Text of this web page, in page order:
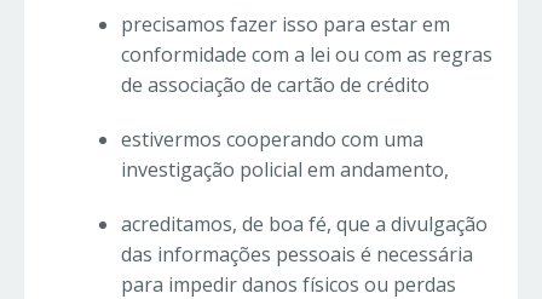
precisamos fazer isso para estar em
conformidade com a lei ou com as regras
de associação de cartão de crédito
estivermos cooperando com uma
investigação policial em andamento,
acreditamos, de boa fé, que a divulgação
das informações pessoais é necessária
para impedir danos físicos ou perdas